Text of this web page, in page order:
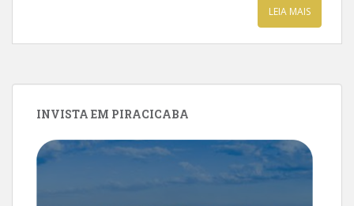
LEIA MAIS
INVISTA EM PIRACICABA